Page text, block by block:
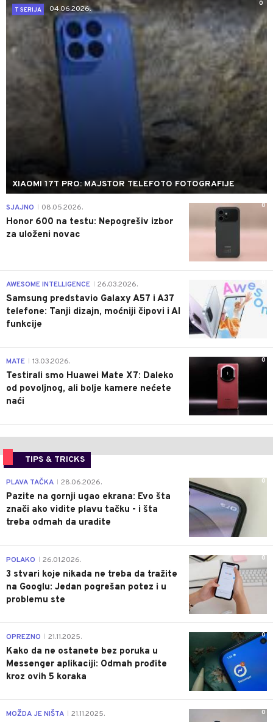
0
T SERIJA
04.06.2026.
XIAOMI 17T PRO: MAJSTOR TELEFOTO FOTOGRAFIJE
0
SJAJNO 08.05.2026.
Honor 600 na testu: Nepogrešiv izbor
za uloženi novac
AWESOME INTELLIGENCE 26.03.2026.
Samsung predstavio Galaxy A57 i A37
telefone: Tanji dizajn, moćniji čipovi i AI
funkcije
0
MATE 13.03.2026.
Testirali smo Huawei Mate X7: Daleko
od povoljnog, ali bolje kamere nećete
naći
TIPS & TRICKS
0
PLAVA TAČKA 28.06.2026.
Pazite na gornji ugao ekrana: Evo šta
znači ako vidite plavu tačku - i šta
treba odmah da uradite
0
POLAKO 26.01.2026.
3 stvari koje nikada ne treba da tražite
na Googlu: Jedan pogrešan potez i u
problemu ste
0
OPREZNO 21.11.2025.
Kako da ne ostanete bez poruka u
Messenger aplikaciji: Odmah prođite
kroz ovih 5 koraka
0
MOŽDA JE NIŠTA 21.11.2025.